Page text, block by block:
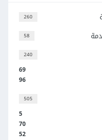
260
58
240
69
96
505
5
70
52